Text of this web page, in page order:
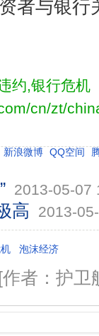
者与银行
约,银行危机
cn/zt/
新浪微博 QQ空间
2013-05-07
高 2013-
泡沫经济
[作者：护